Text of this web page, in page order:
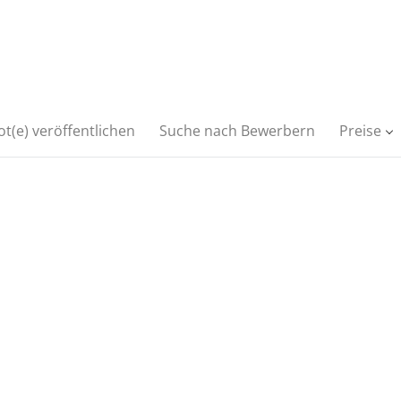
veröffentlichen Suche nach Bewerbern Preise